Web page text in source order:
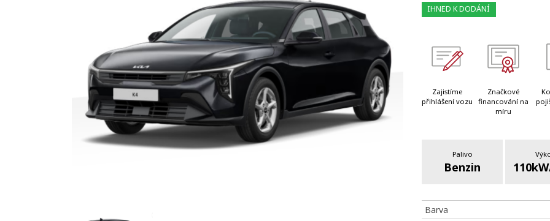
IHNED K DODÁNÍ
Zajistíme
přihlášení vozu
Značkové
financování na
míru
Palivo
Benzin
Barva